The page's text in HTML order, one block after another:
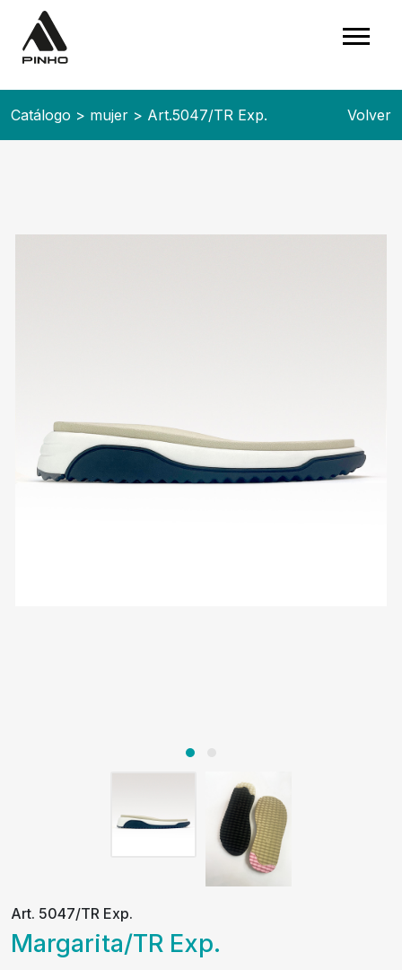
Catálogo > mujer > Art.5047/TR Exp. Volver
Art. 5047/TR Exp.
Margarita/TR Exp.